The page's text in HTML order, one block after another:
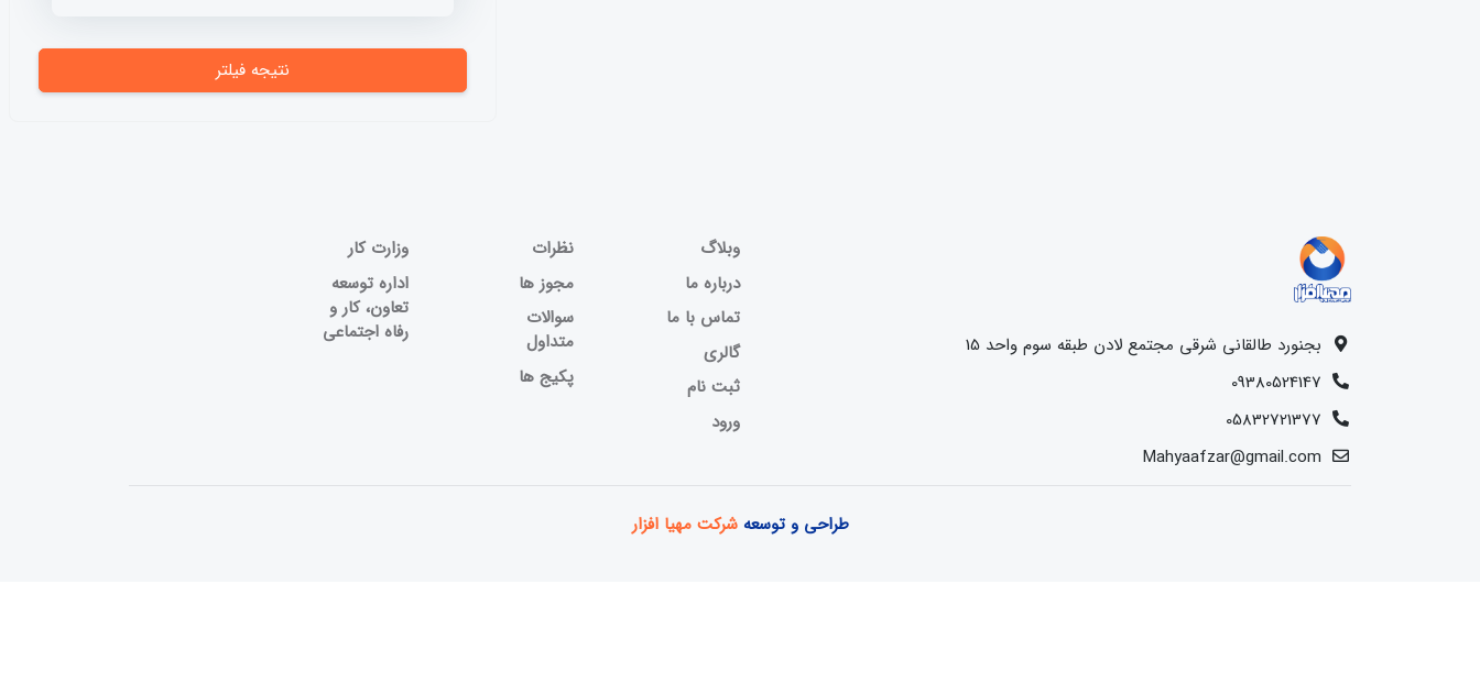
نتیجه فیلتر
بجنورد طالقانی شرقی مجتمع لادن طبقه سوم واحد 15
09380524147
05832721377
Mahyaafzar@gmail.com
وبلاگ
درباره ما
تماس با ما
گالری
ثبت نام
ورود
نظرات
مجوز ها
سوالات
متداول
پکیج ها
وزارت کار
اداره توسعه
تعاون، کار و
رفاه اجتماعی
طراحی و توسعهشرکت مهیا افزار